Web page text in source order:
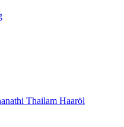
Thailam Haaröl